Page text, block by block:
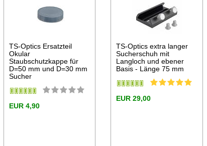
TS-Optics Ersatzteil
Okular
Staubschutzkappe für
D=50 mm und D=30 mm
Sucher
EUR 4,90
TS-Optics extra langer
Sucherschuh mit
Langloch und ebener
Basis - Länge 75 mm
EUR 29,00